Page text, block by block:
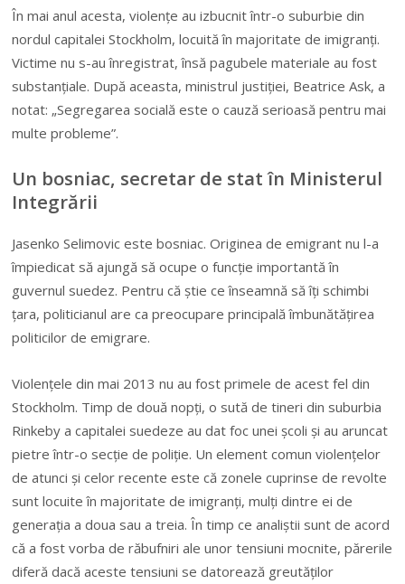
În mai anul acesta, violenţe au izbucnit într-o suburbie din
nordul capitalei Stockholm, locuită în majoritate de imigranţi.
Victime nu s-au înregistrat, însă pagubele materiale au fost
substanţiale. După aceasta, ministrul justiţiei, Beatrice Ask, a
notat: „Segregarea socială este o cauză serioasă pentru mai
multe probleme”.
Un bosniac, secretar de stat în Ministerul
Integrării
Jasenko Selimovic este bosniac. Originea de emigrant nu l-a
împiedicat să ajungă să ocupe o funcție importantă în
guvernul suedez. Pentru că știe ce înseamnă să îți schimbi
țara, politicianul are ca preocupare principală îmbunătățirea
politicilor de emigrare.
Violenţele din mai 2013 nu au fost primele de acest fel din
Stockholm. Timp de două nopţi, o sută de tineri din suburbia
Rinkeby a capitalei suedeze au dat foc unei şcoli şi au aruncat
pietre într-o secţie de poliție. Un element comun violențelor
de atunci și celor recente este că zonele cuprinse de revolte
sunt locuite în majoritate de imigranţi, mulţi dintre ei de
generaţia a doua sau a treia. În timp ce analiştii sunt de acord
că a fost vorba de răbufniri ale unor tensiuni mocnite, părerile
diferă dacă aceste tensiuni se datorează greutăţilor